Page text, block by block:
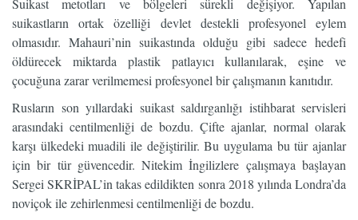
Suikast metotları ve bölgeleri sürekli değişiyor. Yapılan
suikastların ortak özelliği devlet destekli profesyonel eylem
olmasıdır. Mahauri’nin suikastında olduğu gibi sadece hedefi
öldürecek miktarda plastik patlayıcı kullanılarak, eşine ve
çocuğuna zarar verilmemesi profesyonel bir çalışmanın kanıtıdır.
Rusların son yıllardaki suikast saldırganlığı istihbarat servisleri
arasındaki centilmenliği de bozdu. Çifte ajanlar, normal olarak
karşı ülkedeki muadili ile değiştirilir. Bu uygulama bu tür ajanlar
için bir tür güvencedir. Nitekim İngilizlere çalışmaya başlayan
Sergei SKRİPAL’in takas edildikten sonra 2018 yılında Londra’da
noviçok ile zehirlenmesi centilmenliği de bozdu.